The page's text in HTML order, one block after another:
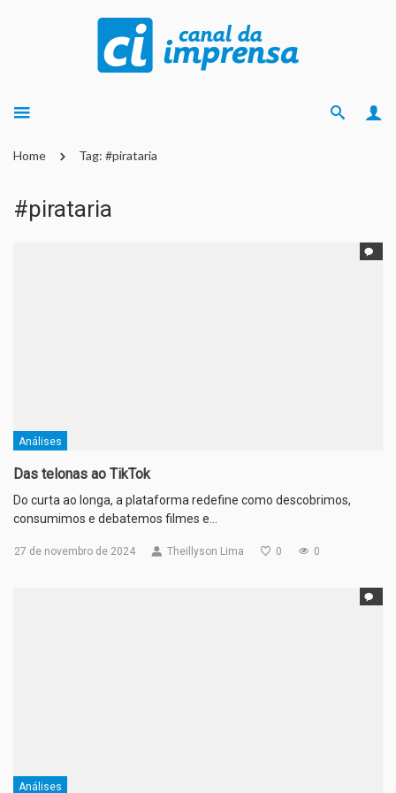
Home Tag: #pirataria
#pirataria
Análises
Das telonas ao TikTok
Do curta ao longa, a plataforma redefine como descobrimos,
consumimos e debatemos filmes e…
27 de novembro de 2024 Theillyson Lima 0 0
Análises